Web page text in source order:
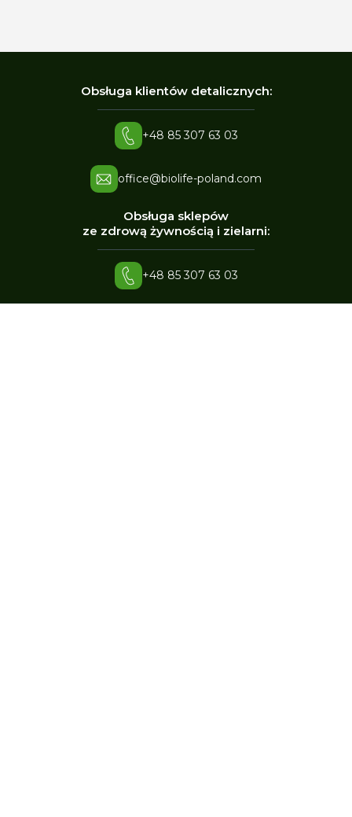
Obsługa klientów detalicznych:
+48 85 307 63 03
office@biolife-poland.com
Obsługa sklepów
ze zdrową żywnością i zielarni:
+48 85 307 63 03